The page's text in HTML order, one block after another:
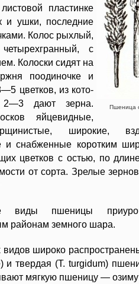
Пшеница
пластинке
и ушки, последние
Колос рыхлый,
с
Колоски сидят на
поодиночке и
цветков, из кото­
2—3 дают зерна.
яйцевидные,
широкие,
и снабженные ко­ротким
цветков с остью, по
от сорта. Зрелые
виды пшеницы
районам земного шара.
видов широко
и твердая (Т. turgidum)
мягкую пшеницу —